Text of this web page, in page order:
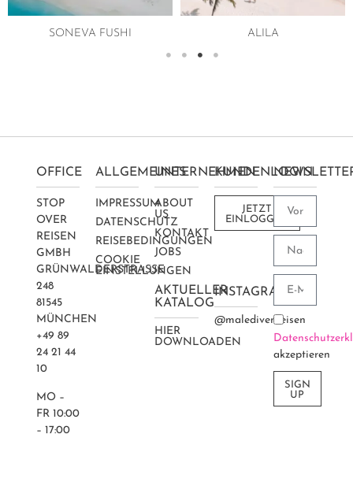
SONEVA FUSHI ALILA
OFFICE
STOP
OVER
REISEN
GMBH
GRÜNWALDERSTRASSE 2
48
81545
MÜNCHEN
+49 89
24 21 44
10
MO –
FR 10:00
– 17:00
ALLGEMEINES
IMPRESSUM
DATENSCHUTZ
REISEBEDINGUNGEN
COOKIE
EINSTELLUNGEN
UNTERNEHMEN
ABOUT
US
KONTAKT
JOBS
AKTUELLER
KATALOG
HIER
DOWNLOADEN
KUNDENLOGIN
JETZT
EINLOGGEN
INSTAGRAM
@maledivenreisen
akzeptieren
SIGN
UP